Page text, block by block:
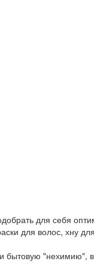
для себя
для волос, хну
бытовую "нехимию",